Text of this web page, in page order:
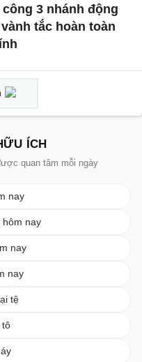
3 nhánh động
tắc hoàn toàn
ÍCH
quan tâm mỗi ngày
nay
nay
nay
nay
tệ
tô